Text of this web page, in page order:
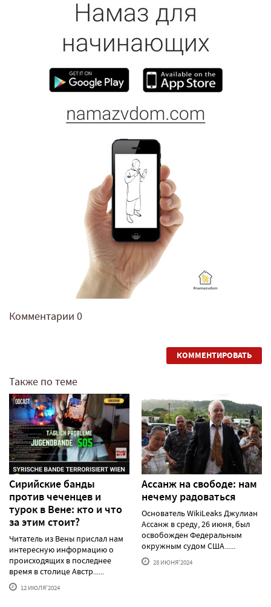
Комментарии 0
КОММЕНТИРОВАТЬ
Также по теме
Сирийские банды
против чеченцев и
турок в Вене: кто и что
за этим стоит?
Читатель из Вены прислал нам
интересную информацию о
происходящих в последнее
время в столице Австр......
12 ИЮЛЯ'2024
Ассанж на свободе: нам
нечему радоваться
Основатель WikiLeaks Джулиан
Ассанж в среду, 26 июня, был
освобожден Федеральным
окружным судом США......
28 ИЮНЯ'2024